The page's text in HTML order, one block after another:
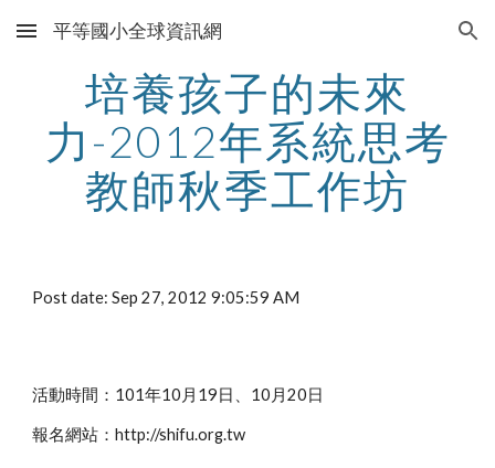
Skip to main content Skip to navigation
平等國小全球資訊網
培養孩子的未來
力-2012年系統思考
教師秋季工作坊
Post date: Sep 27, 2012 9:05:59 AM
活動時間：101年10月19日、10月20日
報名網站：http://shifu.org.tw